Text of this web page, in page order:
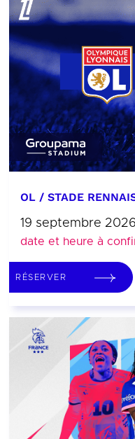
OL / STADE
19 septembre 2026
date et heure à
RÉSERVER